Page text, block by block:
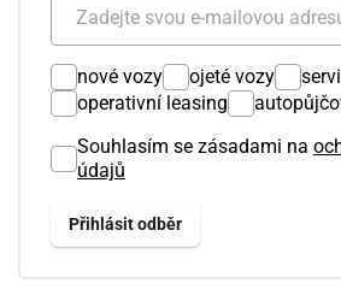
nové vozy ojeté vozy
operativní leasing
Souhlasím se zásadami na
údajů